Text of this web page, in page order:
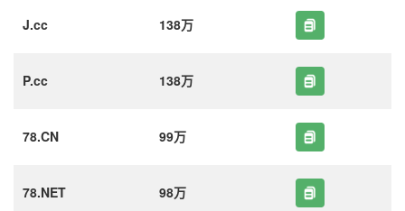
J.cc 138万
P.cc 138万
78.CN 99万
78.NET 98万